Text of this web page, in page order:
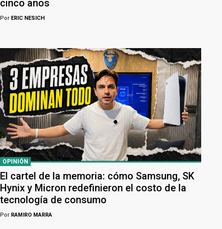
cinco años
Por ERIC NESICH
OPINIÓN
El cartel de la memoria: cómo Samsung, SK
Hynix y Micron redefinieron el costo de la
tecnología de consumo
Por RAMIRO MARRA